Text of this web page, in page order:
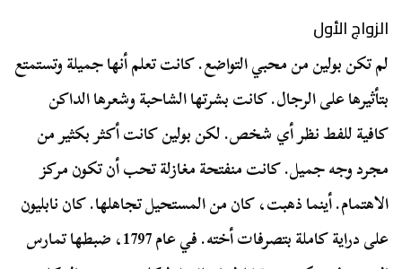
الزواج الأول
لم تكن بولين من محبي التواضع. كانت تعلم أنها جميلة وتستمتع
بتأثيرها على الرجال. كانت بشرتها الشاحبة وشعرها الداكن
كافية للفط نظر أي شخص. لكن بولين كانت أكثر بكثير من
مجرد وجه جميل. كانت منفتحة مغازلة تحب أن تكون مركز
الاهتمام. أينما ذهبت، كان من المستحيل تجاهلها. كان نابليون
على دراية كاملة بتصرفات أخته. في عام 1797، ضبطها تمارس